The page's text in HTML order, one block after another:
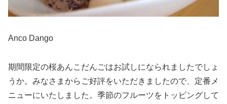
Anco Dango
期間限定の桜あんこだんごはお試しになられましたでしょ
うか。みなさまからご好評をいただきましたので、定番メ
ニューにいたしました。季節のフルーツをトッピングして